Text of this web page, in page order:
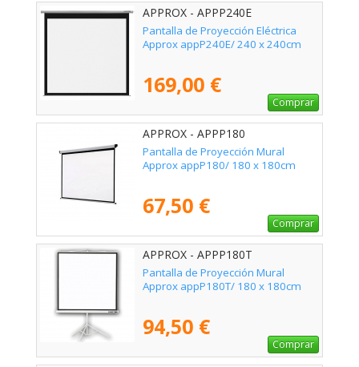
APPROX - APPP240E
Pantalla de Proyección Eléctrica
Approx appP240E/ 240 x 240cm
169,00 €
Comprar
APPROX - APPP180
Pantalla de Proyección Mural
Approx appP180/ 180 x 180cm
67,50 €
Comprar
APPROX - APPP180T
Pantalla de Proyección Mural
Approx appP180T/ 180 x 180cm
94,50 €
Comprar